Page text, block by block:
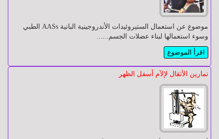
وأجوبة
جسم
الإنسان
مرض
السكري
التغذية
وأجوبة
جسم
الإنسان
مرض
السكري
التغذية
موضوع عن ​استعمال الستيروئيدات الأندروجينية البانية AASs الطبي
وسوء استعمالها لبناء عضلات الجسم......
اقرأ الموضوع
تمارين الأثقال لإلآم أسفل الظهر